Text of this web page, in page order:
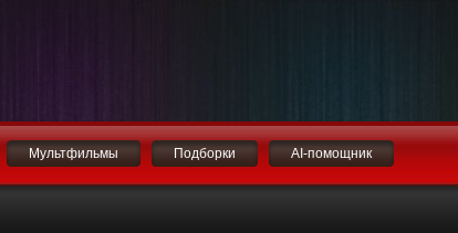
Мультфильмы Подборки AI-помощник